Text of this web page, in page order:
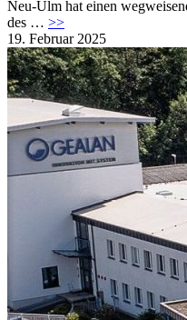
Neu-Ulm hat einen
des … >>
19. Februar 2025